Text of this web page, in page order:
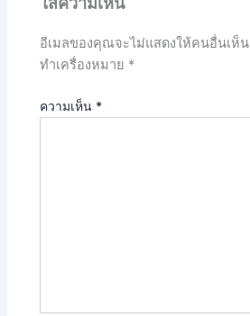
อีเมลของคุณจะไม่แสดงให้คนอื่นเห็น
ทำเครื่องหมาย *
ความเห็น *